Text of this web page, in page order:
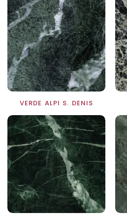
VERDE ALPI S. DENIS